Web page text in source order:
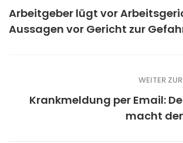
Arbeitgeber lügt vor
Aussagen vor Gericht zur
WEITER
Krankmeldung per Email:
macht